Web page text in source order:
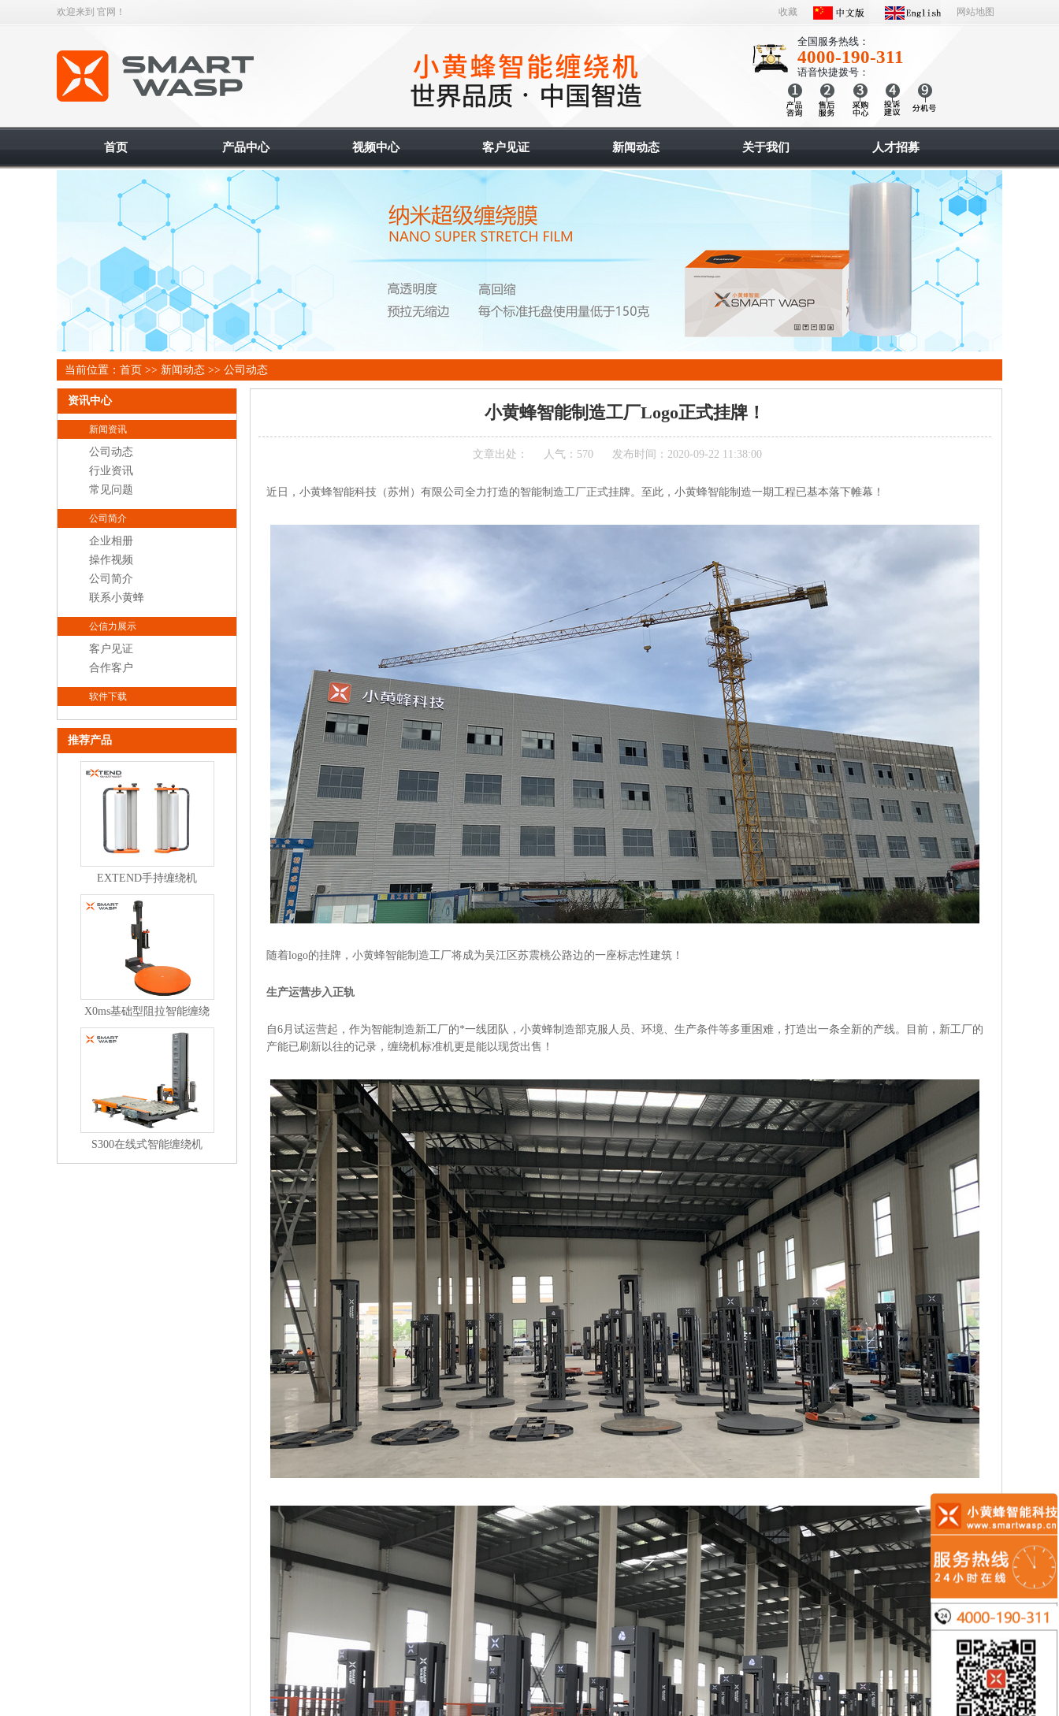
收藏 网站地图
欢迎来到 官网！
智能缠绕机
全国服务热线：
4000-190-311
语音快捷拨号：
首页 产品中心 视频中心 客户见证 新闻动态 关于我们 人才招募
当前位置： 首页 >> 新闻动态 >> 公司动态
小黄蜂智能制造工厂Logo正式挂牌！
文章出处： 人气：570 发布时间：2020-09-22 11:38:00
近日，小黄蜂智能科技（苏州）有限公司全力打造的智能制造工厂正式挂牌。至此，小黄蜂智能制造一期工程已基本落下帷幕！
随着logo的挂牌，小黄蜂智能制造工厂将成为吴江区苏震桃公路边的一座标志性建筑！
生产运营步入正轨
自6月试运营起，作为智能制造新工厂的*一线团队，小黄蜂制造部克服人员、环境、生产条件等多重困难，打造出一条全新的产线。目前，新工厂的
产能已刷新以往的记录，缠绕机标准机更是能以现货出售！
资讯中心
新闻资讯
公司动态
行业资讯
常见问题
公司简介
企业相册
操作视频
公司简介
联系小黄蜂
公信力展示
客户见证
合作客户
软件下载
推荐产品
EXTEND手持缠绕机
X0ms基础型阻拉智能缠绕
机
S300在线式智能缠绕机